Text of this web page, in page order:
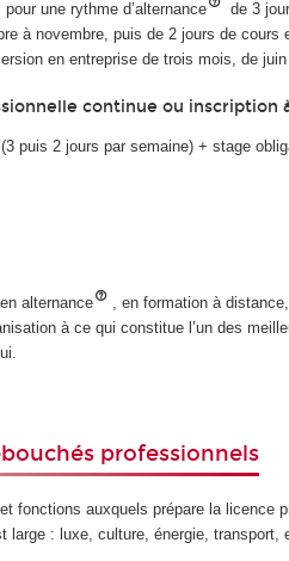
une rythme d’alternance de3
à novembre, puis de 2 jours de cours
en entreprise de trois mois, de juin
continue ou inscription
puis 2 jours par semaine) + stage
alternance
, en formation à
à ce qui constitue l’un des
professionnels
fonctions auxquels prépare la licence
large : luxe, culture, énergie, transport,